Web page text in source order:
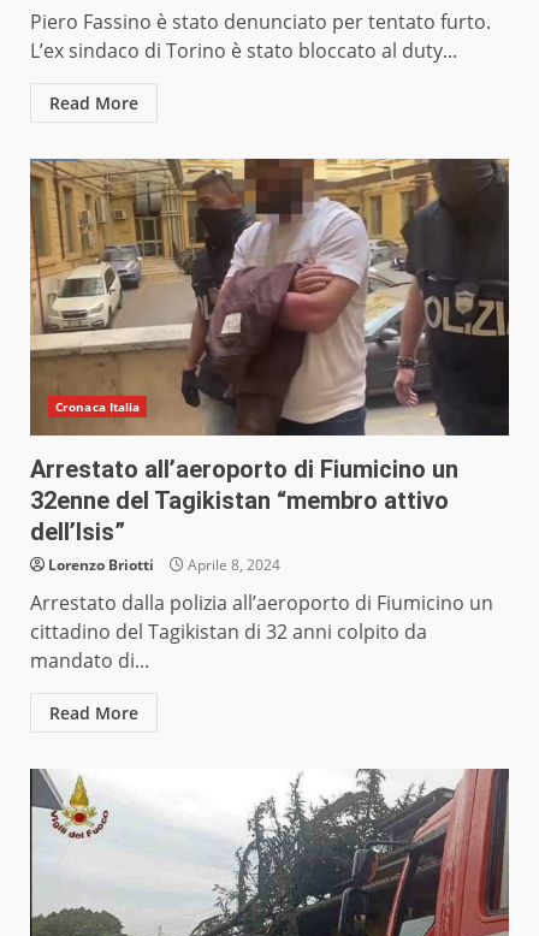
Piero Fassino è stato denunciato per tentato furto.
L’ex sindaco di Torino è stato bloccato al duty...
Read More
Cronaca Italia
Arrestato all’aeroporto di Fiumicino un
32enne del Tagikistan “membro attivo
dell’Isis”
Lorenzo Briotti Aprile 8, 2024
Arrestato dalla polizia all’aeroporto di Fiumicino un
cittadino del Tagikistan di 32 anni colpito da
mandato di...
Read More